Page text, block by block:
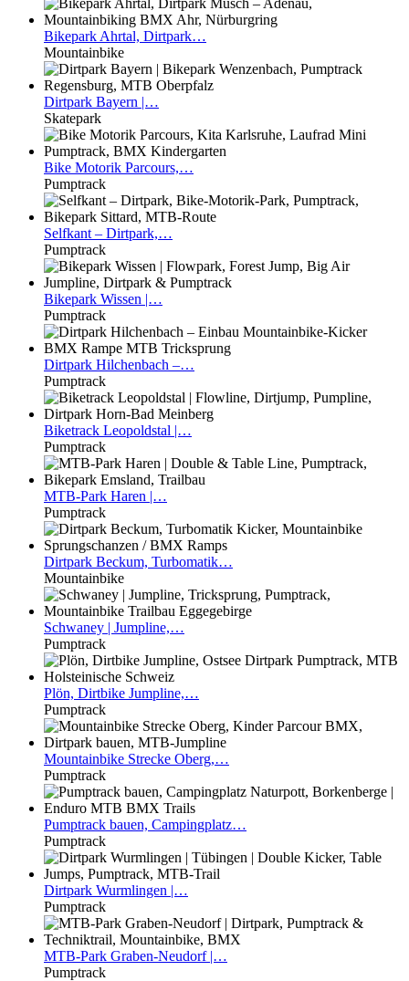
BikeparkAhrtal, Dirtpark…
Mountainbike
Dirtpark Bayern |…
Skatepark
Bike Motorik Parcours,…
Pumptrack
Selfkant– Dirtpark,…
Pumptrack
Bikepark Wissen |…
Pumptrack
Dirtpark Hilchenbach –…
Pumptrack
Biketrack Leopoldstal |…
Pumptrack
MTB-Park Haren |…
Pumptrack
Dirtpark Beckum, Turbomatik…
Mountainbike
Schwaney | Jumpline,…
Pumptrack
Plön, Dirtbike Jumpline,…
Pumptrack
Mountainbike Strecke Oberg,…
Pumptrack
Pumptrack bauen, Campingplatz…
Pumptrack
Dirtpark Wurmlingen |…
Pumptrack
MTB-Park Graben-Neudorf |…
Pumptrack